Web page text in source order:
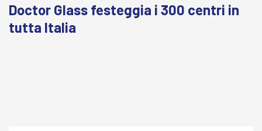
Doctor Glass festeggia i 300 centri in
tutta Italia